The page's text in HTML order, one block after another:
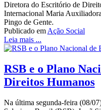
Diretora do Escritório de
Internacional Maria
Pingo de Gente.
Publicado em Ação Social
Leia mais ...
RSB e o Plano
Direitos Humanos
Na última segunda-feira (08/